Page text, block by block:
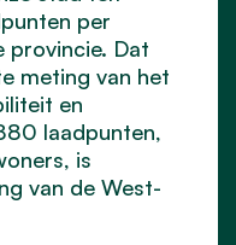
per
provincie. Dat
meting van het
en
laadpunten,
is
van de West-